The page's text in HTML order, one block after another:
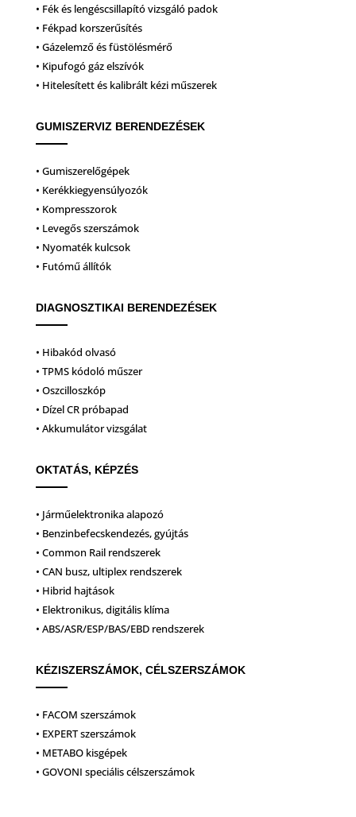
• Fék és lengéscsillapító vizsgáló padok
• Fékpad korszerűsítés
• Gázelemző és füstölésmérő
• Kipufogó gáz elszívók
• Hitelesített és kalibrált kézi műszerek
GUMISZERVIZ BERENDEZÉSEK
• Gumiszerelőgépek
• Kerékkiegyensúlyozók
• Kompresszorok
• Levegős szerszámok
• Nyomaték kulcsok
• Futómű állítók
DIAGNOSZTIKAI BERENDEZÉSEK
• Hibakód olvasó
• TPMS kódoló műszer
• Oszcilloszkóp
• Dízel CR próbapad
• Akkumulátor vizsgálat
OKTATÁS, KÉPZÉS
• Járműelektronika alapozó
• Benzinbefecskendezés, gyújtás
• Common Rail rendszerek
• CAN busz, ultiplex rendszerek
• Hibrid hajtások
• Elektronikus, digitális klíma
• ABS/ASR/ESP/BAS/EBD rendszerek
KÉZISZERSZÁMOK, CÉLSZERSZÁMOK
• FACOM szerszámok
• EXPERT szerszámok
• METABO kisgépek
• GOVONI speciális célszerszámok